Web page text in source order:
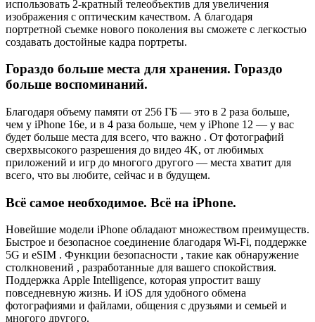
использовать 2-кратный телеобъектив для увеличения
изображения с оптическим качеством. А благодаря
портретной съемке нового поколения вы сможете с легкостью
создавать достойные кадра портреты.
Гораздо больше места для хранения. Гораздо
больше воспоминаний.
Благодаря объему памяти от 256 ГБ — это в 2 раза больше,
чем у iPhone 16e, и в 4 раза больше, чем у iPhone 12 — у вас
будет больше места для всего, что важно . От фотографий
сверхвысокого разрешения до видео 4K, от любимых
приложений и игр до многого другого — места хватит для
всего, что вы любите, сейчас и в будущем.
Всё самое необходимое. Всё на iPhone.
Новейшие модели iPhone обладают множеством преимуществ.
Быстрое и безопасное соединение благодаря Wi-Fi, поддержке
5G и eSIM . Функции безопасности , такие как обнаружение
столкновений , разработанные для вашего спокойствия.
Поддержка Apple Intelligence, которая упростит вашу
повседневную жизнь. И iOS для удобного обмена
фотографиями и файлами, общения с друзьями и семьей и
многого другого.